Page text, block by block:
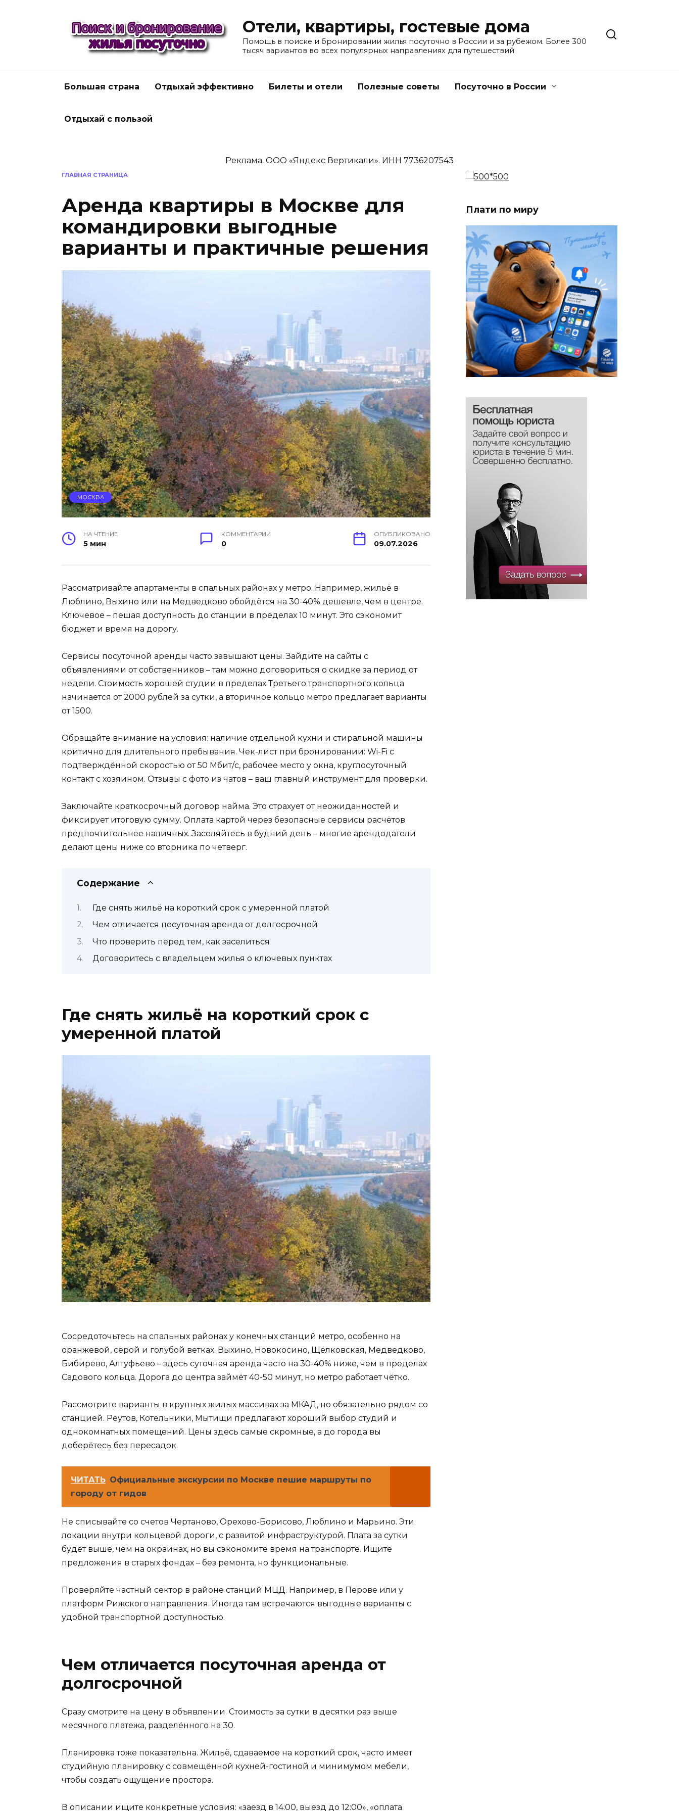
Отели, квартиры, гостевые дома
Помощь в поиске и бронировании жилья посуточно в России и за рубежом. Более 300
тысяч вариантов во всех популярных направлениях для путешествий
Большая страна Отдыхай эффективно Билеты и отели Полезные советы Посуточно в России
Отдыхай с пользой
Реклама. ООО «Яндекс Вертикали». ИНН 7736207543
ГЛАВНАЯ СТРАНИЦА
Аренда квартиры в Москве для
командировки выгодные
варианты и практичные решения
МОСКВА
НА ЧТЕНИЕ
5 мин
КОММЕНТАРИИ
0
ОПУБЛИКОВАНО
09.07.2026
Рассматривайте апартаменты в спальных районах у метро. Например, жильё в
Люблино, Выхино или на Медведково обойдётся на 30-40% дешевле, чем в центре.
Ключевое – пешая доступность до станции в пределах 10 минут. Это сэкономит
бюджет и время на дорогу.
Сервисы посуточной аренды часто завышают цены. Зайдите на сайты с
объявлениями от собственников – там можно договориться о скидке за период от
недели. Стоимость хорошей студии в пределах Третьего транспортного кольца
начинается от 2000 рублей за сутки, а вторичное кольцо метро предлагает варианты
от 1500.
Обращайте внимание на условия: наличие отдельной кухни и стиральной машины
критично для длительного пребывания. Чек-лист при бронировании: Wi-Fi с
подтверждённой скоростью от 50 Мбит/с, рабочее место у окна, круглосуточный
контакт с хозяином. Отзывы с фото из чатов – ваш главный инструмент для проверки.
Заключайте краткосрочный договор найма. Это страхует от неожиданностей и
фиксирует итоговую сумму. Оплата картой через безопасные сервисы расчётов
предпочтительнее наличных. Заселяйтесь в будний день – многие арендодатели
делают цены ниже со вторника по четверг.
Содержание
Где снять жильё на короткий срок с умеренной платой
Чем отличается посуточная аренда от долгосрочной
Что проверить перед тем, как заселиться
Договоритесь с владельцем жилья о ключевых пунктах
Где снять жильё на короткий срок с
умеренной платой
Сосредоточьтесь на спальных районах у конечных станций метро, особенно на
оранжевой, серой и голубой ветках. Выхино, Новокосино, Щёлковская, Медведково,
Бибирево, Алтуфьево – здесь суточная аренда часто на 30-40% ниже, чем в пределах
Садового кольца. Дорога до центра займёт 40-50 минут, но метро работает чётко.
Рассмотрите варианты в крупных жилых массивах за МКАД, но обязательно рядом со
станцией. Реутов, Котельники, Мытищи предлагают хороший выбор студий и
однокомнатных помещений. Цены здесь самые скромные, а до города вы
доберётесь без пересадок.
ЧИТАТЬ Официальные экскурсии по Москве пешие маршруты по
городу от гидов
Не списывайте со счетов Чертаново, Орехово-Борисово, Люблино и Марьино. Эти
локации внутри кольцевой дороги, с развитой инфраструктурой. Плата за сутки
будет выше, чем на окраинах, но вы сэкономите время на транспорте. Ищите
предложения в старых фондах – без ремонта, но функциональные.
Проверяйте частный сектор в районе станций МЦД. Например, в Перове или у
платформ Рижского направления. Иногда там встречаются выгодные варианты с
удобной транспортной доступностью.
Чем отличается посуточная аренда от
долгосрочной
Сразу смотрите на цену в объявлении. Стоимость за сутки в десятки раз выше
месячного платежа, разделённого на 30.
Планировка тоже показательна. Жильё, сдаваемое на короткий срок, часто имеет
студийную планировку с совмещённой кухней-гостиной и минимумом мебели,
чтобы создать ощущение простора.
В описании ищите конкретные условия: «заезд в 14:00, выезд до 12:00», «оплата
Плати по миру